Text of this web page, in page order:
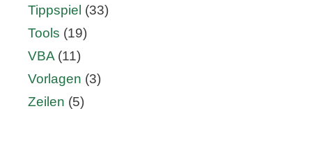
Tippspiel (33)
Tools (19)
VBA (11)
Vorlagen (3)
Zeilen (5)